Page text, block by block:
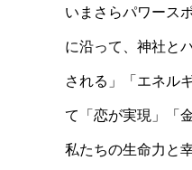
いまさらパワース
に沿って、神社と
される」「エネル
て 「恋が実現」「
私たちの生命力と